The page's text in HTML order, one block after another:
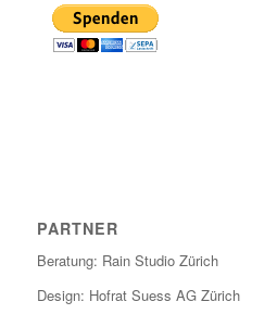
PARTNER
Beratung: Rain Studio Zürich
Design: Hofrat Suess AG Zürich